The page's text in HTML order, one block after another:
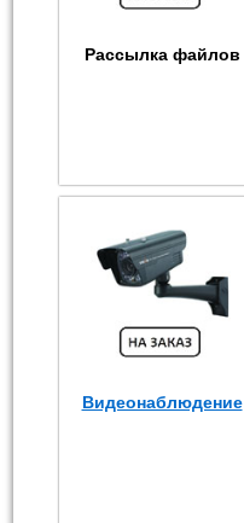
Рассылка файлов
Видеонаблюдение